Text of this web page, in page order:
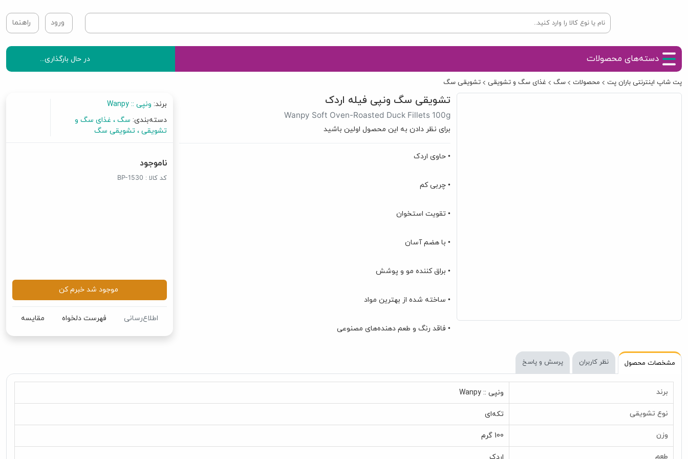
ورود راهنما
دسته‌های محصولات در حال بارگذاری...
پت شاپ اینترنتی باران پت محصولات سگ غذای سگ و تشویقی تشویقی سگ
تشویقی سگ ونپی فیله اردک
Wanpy Soft Oven-Roasted Duck Fillets 100g
برای نظر دادن به این محصول اولین باشید
• حاوی اردک
• چربی کم
• تقویت استخوان
• با هضم آسان
• براق کننده مو و پوشش
• ساخته شده از بهترین مواد
• فاقد رنگ و طعم دهنده‌های مصنوعی
برند: ونپی :: Wanpy
دسته‌بندی: سگ غذای سگ و
تشویقی تشویقی سگ
ناموجود
کد کالا : BP-1530
موجود شد خبرم کن
اطلاع‌رسانی فهرست دلخواه مقایسه
مشخصات محصول نظر کاربران پرسش و پاسخ
برند ونپی :: Wanpy
نوع تشویقی تکه‌ای
وزن 100 گرم
طعم اردک